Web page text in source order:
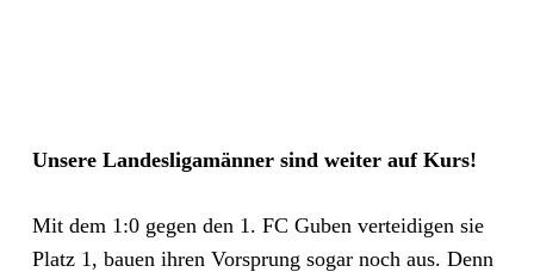
Unsere Landesligamänner sind weiter auf Kurs!
Mit dem 1:0 gegen den 1. FC Guben verteidigen sie
Platz 1, bauen ihren Vorsprung sogar noch aus. Denn